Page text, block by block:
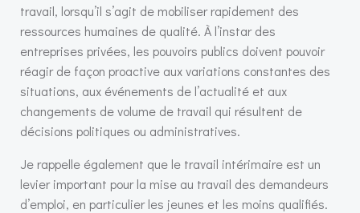
travail, lorsqu’il s’agit de mobiliser rapidement des
ressources humaines de qualité. À l’instar des
entreprises privées, les pouvoirs publics doivent pouvoir
réagir de façon proactive aux variations constantes des
situations, aux événements de l’actualité et aux
changements de volume de travail qui résultent de
décisions politiques ou administratives.
Je rappelle également que le travail intérimaire est un
levier important pour la mise au travail des demandeurs
d’emploi, en particulier les jeunes et les moins qualifiés.